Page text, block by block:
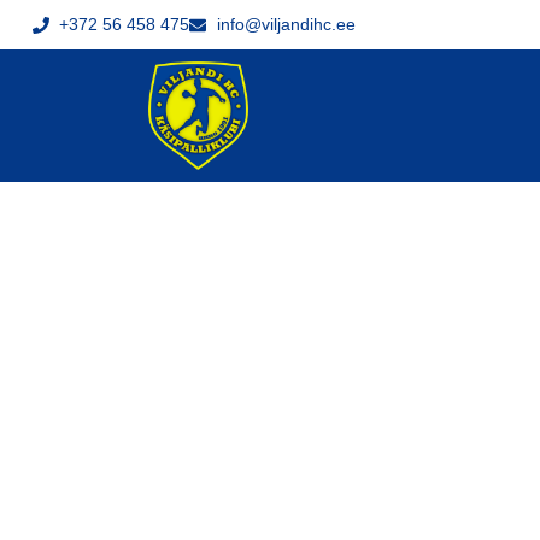
+372 56 458 475 info@viljandihc.ee